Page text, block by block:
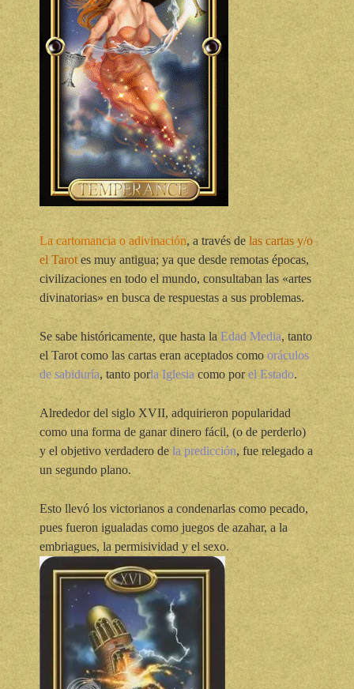
La cartomancia o adivinación, a través de las cartas y/o
el Tarot es muy antigua; ya que desde remotas épocas,
civilizaciones en todo el mundo, consultaban las «artes
divinatorias» en busca de respuestas a sus problemas.
Se sabe históricamente, que hasta la Edad Media, tanto
el Tarot como las cartas eran aceptados como oráculos
de sabiduría, tanto porla Iglesia como porel Estado.
Alrededor del siglo XVII, adquirieron popularidad
como una forma de ganar dinero fácil, (o de perderlo)
y el objetivo verdadero de la predicción, fue relegado a
un segundo plano.
Esto llevó los victorianos a condenarlas como pecado,
pues fueron igualadas como juegos de azahar, a la
embriagues, la permisividad y el sexo.